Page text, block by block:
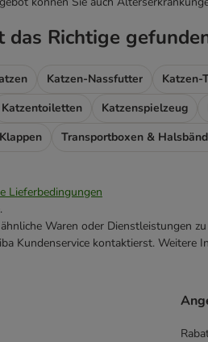
das Richtige
Katzen-Nassfutter Katzen-
Katzentoiletten Katzenspielzeug
Transportboxen &
Lieferbedingungen
Waren oder Dienstleistungen
Kundenservice kontaktierst. Weitere